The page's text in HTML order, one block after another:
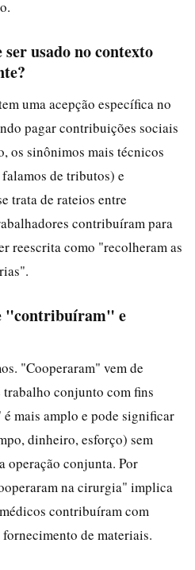
usado no contexto
uma acepção específica no
pagar contribuições sociais
os sinônimos mais técnicos
de tributos) e
trata de rateios entre
contribuíram para
reescrita como "recolheram as
"contribuíram" e
"Cooperaram" vem de
conjunto com fins
mais amplo e pode significar
dinheiro, esforço) sem
operação conjunta. Por
na cirurgia" implica
contribuíram com
de materiais.